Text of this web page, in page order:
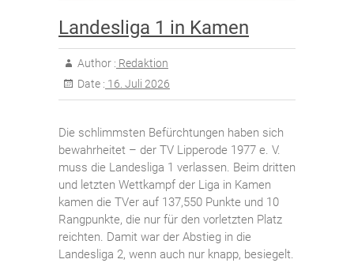
Landesliga 1 in Kamen
Author : Redaktion
Date : 16. Juli 2026
Die schlimmsten Befürchtungen haben sich
bewahrheitet – der TV Lipperode 1977 e. V.
muss die Landesliga 1 verlassen. Beim dritten
und letzten Wettkampf der Liga in Kamen
kamen die TVer auf 137,550 Punkte und 10
Rangpunkte, die nur für den vorletzten Platz
reichten. Damit war der Abstieg in die
Landesliga 2, wenn auch nur knapp, besiegelt.